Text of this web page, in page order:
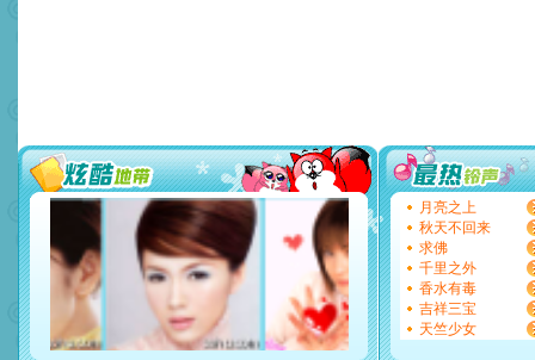
能正大光明地骚扰你,告诉
天都要快乐噢!
[圣诞节]奉上一颗祝福的心,
如意,快乐,鲜花,一切美好
[元旦]
看到你我会触电；
断电。爱你是我职业，想
你是我专业！水晶之恋祝你
[元旦]
如果上天让我许三
起；二是再生再世和你在
离。水晶之恋祝你新年快乐
[元旦]当我狠下心扭头离去
月亮之上
秋天不回来
求佛
千里之外
香水有毒
吉祥三宝
天竺少女